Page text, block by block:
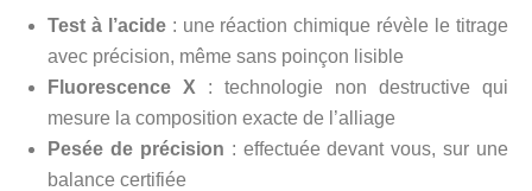
Test à l’acide: une réaction chimique révèle le titrage
avec précision, même sans poinçon lisible
Fluorescence X : technologie non destructive qui
mesure la composition exacte de l’alliage
Pesée de précision : effectuée devant vous, sur une
balance certifiée